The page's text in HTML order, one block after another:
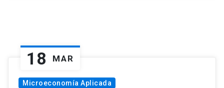
18 MAR
Microeconomía Aplicada